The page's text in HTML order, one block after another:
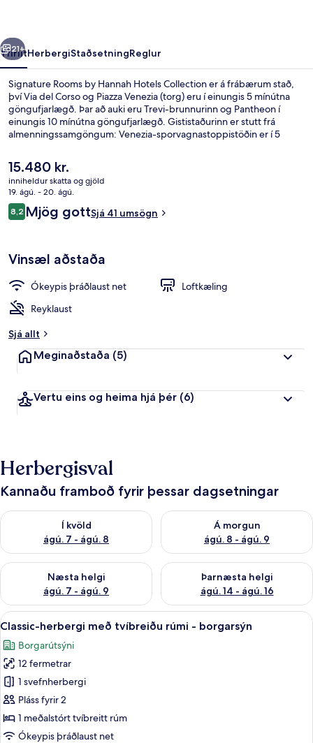
Næsta
21+
YfirlitHerbergiStaðsetningReglur
Signature Rooms by Hannah Hotels Collection er á frábærum stað,
því Via del Corso og Piazza Venezia (torg) eru í einungis 5 mínútna
göngufjarlægð. Þar að auki eru Trevi-brunnurinn og Pantheon í
einungis 10 mínútna göngufjarlægð. Gististaðurinn er stutt frá
almenningssamgöngum: Venezia-sporvagnastoppistöðin er í 5
mínútna.
Núverandi
verð
er
15.480 kr.
15.480 kr.
inniheldur skatta og gjöld
19. ágú. - 20. ágú.
Umsagnir
8,28,2 af 10
Mjög gottSjá 41 umsögn
Vinsæl aðstaða
Ókeypis þráðlaust net
Loftkæling
Reyklaust
Sjá allt
Meginaðstaða (5)
Vertu eins og heima hjá þér (6)
Herbergisval
Kannaðu framboð fyrir þessar dagsetningar
Í kvöld
ágú. 7 - ágú. 8
Athuga framboð í kvöld ágú. 7 - ágú. 8
Á morgun
ágú. 8 - ágú. 9
Athuga framboð á morgun
Næsta helgi
ágú. 7 - ágú. 9
Athuga framboð næstu helgi ágú. 7 - ágú. 9
Þarnæsta helgi
ágú. 14 - ágú. 16
Athuga framboð þarnæstu
Skoða
allar
myndir
fyrir
Classic-
herbergi
með
tvíbreiðu
Classic-herbergi með tvíbreiðu
4
Classic-herbergi með tvíbreiðu rúmi - borgarsýn
Borgarútsýni
12 fermetrar
1 svefnherbergi
Pláss fyrir 2
1 meðalstórt tvíbreitt rúm
Ókeypis þráðlaust net